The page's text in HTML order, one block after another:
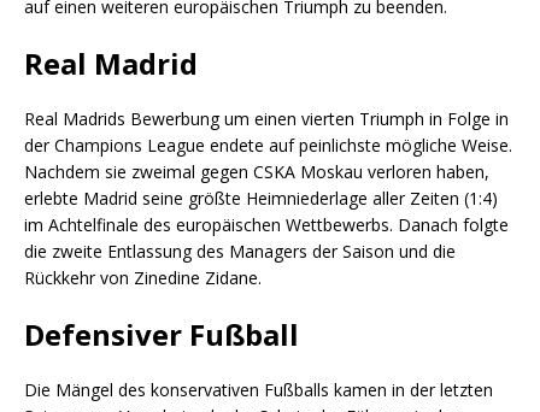
auf einen weiteren europäischen Triumph zu beenden.
Real Madrid
Real Madrids Bewerbung um einen vierten Triumph in Folge in
der Champions League endete auf peinlichste mögliche Weise.
Nachdem sie zweimal gegen CSKA Moskau verloren haben,
erlebte Madrid seine größte Heimniederlage aller Zeiten (1:4)
im Achtelfinale des europäischen Wettbewerbs. Danach folgte
die zweite Entlassung des Managers der Saison und die
Rückkehr von Zinedine Zidane.
Defensiver Fußball
Die Mängel des konservativen Fußballs kamen in der letzten